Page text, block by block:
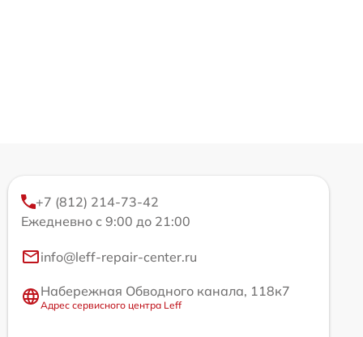
+7 (812) 214-73-42
Ежедневно с 9:00 до 21:00
info@leff-repair-center.ru
Набережная Обводного канала, 118к7
Адрес сервисного центра Leff